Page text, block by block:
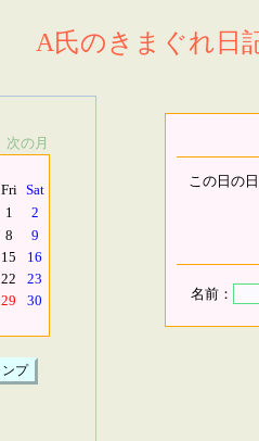
A氏のきまぐれ日
次の月
Fri Sat
1
2
8
9
15
16
22
23
29 30
この日の
名前：